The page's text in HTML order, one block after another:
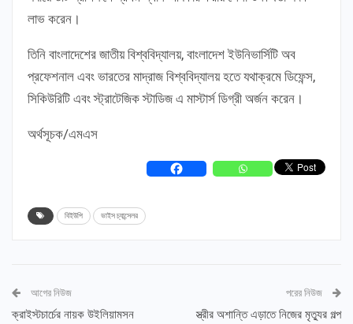
লাভ করেন।
তিনি বাংলাদেশের জাতীয় বিশ্ববিদ্যালয়, বাংলাদেশ ইউনিভার্সিটি অব
প্রফেশনাল এবং ভারতের মাদ্রাজ বিশ্ববিদ্যালয় হতে যথাক্রমে ডিফেন্স,
সিকিউরিটি এবং স্ট্রাটেজিক স্টাডিজ এ মাস্টার্স ডিগ্রী অর্জন করেন।
অর্থসূচক/এমএস
বিইউপি ভাইস চ্যান্সেলর
আগের নিউজ
ক্রাইস্টচার্চের নায়ক উইলিয়ামসন
পরের নিউজ
স্ত্রীর অশান্তি এড়াতে নিজের মৃত্যুর গল্প